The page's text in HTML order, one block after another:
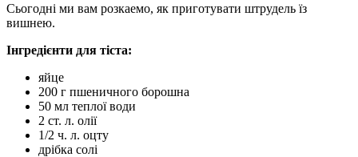
Сьогодні ми вам розкаемо, як приготувати штрудель їз
вишнею.
Інгредієнти для тіста:
яйце
200 г пшеничного борошна
50 мл теплої води
2 ст. л. олії
1/2 ч. л. оцту
дрібка солі